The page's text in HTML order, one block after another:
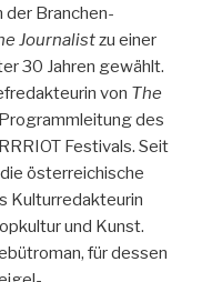
der Branchen-
Journalistzu einer
30 Jahren gewählt.
von The
des
Festivals. Seit
österreichische
Kulturredakteurin
und Kunst.
für dessen